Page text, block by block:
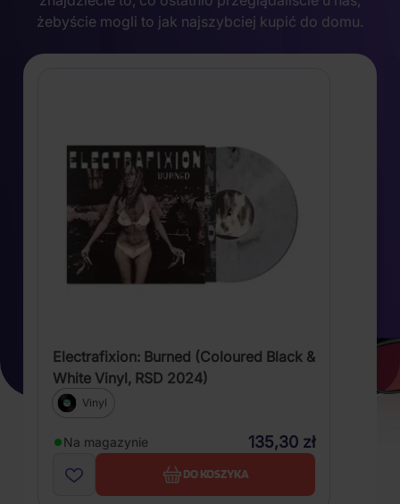
żebyście mogli to jak najszybciej kupić do domu.
Electrafixion: Burned (Coloured Black &
White Vinyl, RSD 2024)
Vinyl
Na magazynie 135,30 zł
DO KOSZYKA